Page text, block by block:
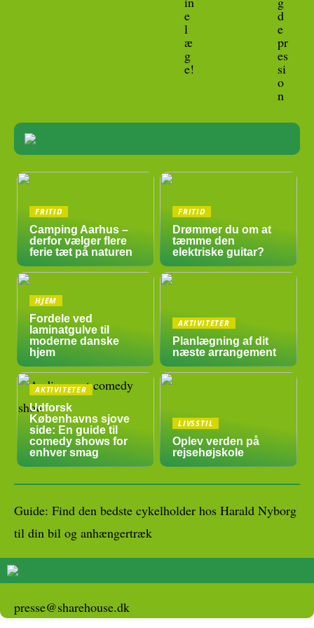
e
l
æ
g
e!
d
e
pr
es
si
o
n
FRITID
Camping Aarhus –
derfor vælger flere
ferie tæt på naturen
FRITID
Drømmer du om at
tæmme den
elektriske guitar?
HJEM
Fordele ved
laminatgulve til
moderne danske
hjem
AKTIVITETER
Planlægning af dit
næste arrangement
AKTIVITETER
Udforsk
Københavns sjove
side: En guide til
comedy shows for
enhver smag
LIVSSTIL
Oplev verden på
rejsehøjskole
Guide: Find den bedste cykelholder hos Harald Nyborg
til din bil og anhængertræk
presse@sharehouse.dk